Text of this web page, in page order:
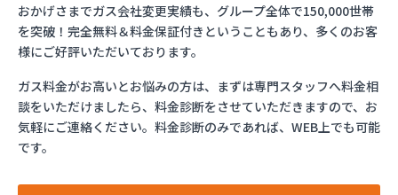
おかげさまでガス会社変更実績も、グループ全体で150,000世帯
を突破！完全無料＆料金保証付きということもあり、多くのお客
様にご好評いただいております。
ガス料金がお高いとお悩みの方は、まずは専門スタッフへ料金相
談をいただけましたら、料金診断をさせていただきますので、お
気軽にご連絡ください。料金診断のみであれば、WEB上でも可能
です。